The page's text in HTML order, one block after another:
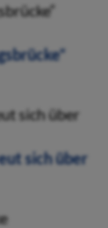
sich über
sich über